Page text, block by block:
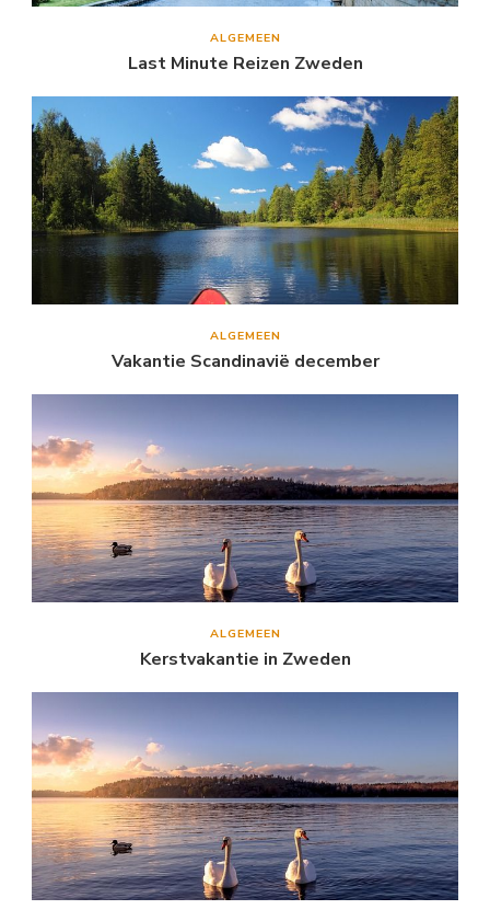
ALGEMEEN
Last Minute Reizen Zweden
ALGEMEEN
Vakantie Scandinavië december
ALGEMEEN
Kerstvakantie in Zweden